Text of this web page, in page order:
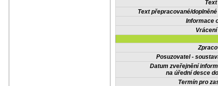
Text přepracované/
Informace
Posuzovatel -
Datum zveřejnění
na úřední desce
Termín pro